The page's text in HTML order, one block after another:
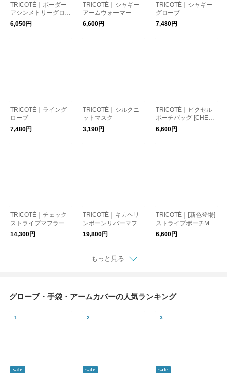
TRICOTÉ｜ボーダー
アシンメトリーグロー
ブ
6,050円
TRICOTÉ｜シャギー
アームウォーマー
6,600円
TRICOTÉ｜シャギー
グローブ
7,480円
TRICOTÉ｜ライング
ローブ
7,480円
TRICOTÉ｜シルクニ
ットマスク
3,190円
TRICOTÉ｜ピクセル
ポーチバッグ [CHEC
K]
6,600円
TRICOTÉ｜チェック
ストライプマフラー
14,300円
TRICOTÉ｜キカヘリ
ンボーンリバーマフラ
ー(ウール)
19,800円
TRICOTÉ｜[新色登場]
ストライプポーチM
6,600円
もっと見る
グローブ・手袋・アームカバーの人気ランキング
sale sale sale